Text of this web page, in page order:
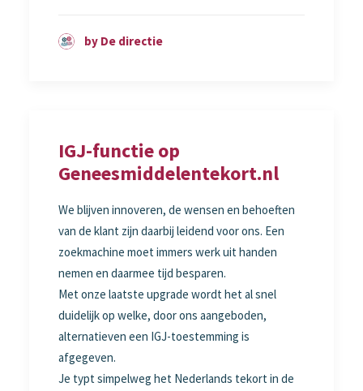
by De directie
IGJ-functie op
Geneesmiddelentekort.nl
We blijven innoveren, de wensen en behoeften
van de klant zijn daarbij leidend voor ons. Een
zoekmachine moet immers werk uit handen
nemen en daarmee tijd besparen.
Met onze laatste upgrade wordt het al snel
duidelijk op welke, door ons aangeboden,
alternatieven een IGJ-toestemming is
afgegeven.
Je typt simpelweg het Nederlands tekort in de